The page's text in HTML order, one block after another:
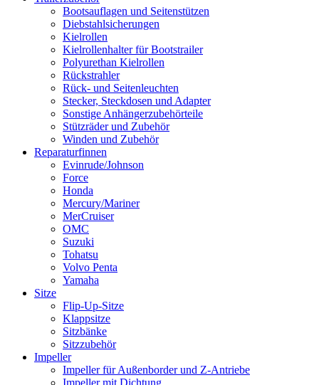
Bootsauflagen und Seitenstützen
Diebstahlsicherungen
Kielrollen
Kielrollenhalter für Bootstrailer
Polyurethan Kielrollen
Rückstrahler
Rück- und Seitenleuchten
Stecker, Steckdosen und Adapter
Sonstige Anhängerzubehörteile
Stützräder und Zubehör
Winden und Zubehör
Reparaturfinnen
Evinrude/Johnson
Force
Honda
Mercury/Mariner
MerCruiser
OMC
Suzuki
Tohatsu
Volvo Penta
Yamaha
Sitze
Flip-Up-Sitze
Klappsitze
Sitzbänke
Sitzzubehör
Impeller
Impeller für Außenborder und Z-Antriebe